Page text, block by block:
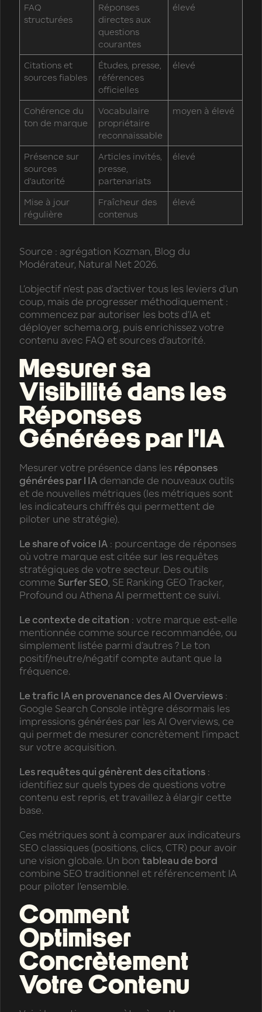
FAQ
structurées
Réponses
directes aux
questions
courantes
élevé
Citations et
sources fiables
Études, presse,
références
officielles
élevé
Cohérence du
ton de marque
Vocabulaire
propriétaire
reconnaissable
moyen à élevé
Présence sur
sources
d’autorité
Articles invités,
presse,
partenariats
élevé
Mise à jour
régulière
Fraîcheur des
contenus
élevé
Source : agrégation Kozman, Blog du
Modérateur, Natural Net 2026.
L’objectif n’est pas d’activer tous les leviers d’un
coup, mais de progresser méthodiquement :
commencez par autoriser les bots d’IA et
déployer schema.org, puis enrichissez votre
contenu avec FAQ et sources d’autorité.
Mesurer sa
Visibilité dans les
Réponses
Générées par l’IA
Mesurer votre présence dans les réponses
générées par l IA demande de nouveaux outils
et de nouvelles métriques (les métriques sont
les indicateurs chiffrés qui permettent de
piloter une stratégie).
Le share of voice IA : pourcentage de réponses
où votre marque est citée sur les requêtes
stratégiques de votre secteur. Des outils
comme Surfer SEO, SE Ranking GEO Tracker,
Profound ou Athena AI permettent ce suivi.
Le contexte de citation : votre marque est-elle
mentionnée comme source recommandée, ou
simplement listée parmi d’autres ? Le ton
positif/neutre/négatif compte autant que la
fréquence.
Le trafic IA en provenance des AI Overviews :
Google Search Console intègre désormais les
impressions générées par les AI Overviews, ce
qui permet de mesurer concrètement l’impact
sur votre acquisition.
Les requêtes qui génèrent des citations :
identifiez sur quels types de questions votre
contenu est repris, et travaillez à élargir cette
base.
Ces métriques sont à comparer aux indicateurs
SEO classiques (positions, clics, CTR) pour avoir
une vision globale. Un bon tableau de bord
combine SEO traditionnel et référencement IA
pour piloter l’ensemble.
Comment
Optimiser
Concrètement
Votre Contenu